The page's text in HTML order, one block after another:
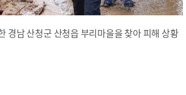
경남 산청군 산청읍 부리마을을 찾아 피해 상황